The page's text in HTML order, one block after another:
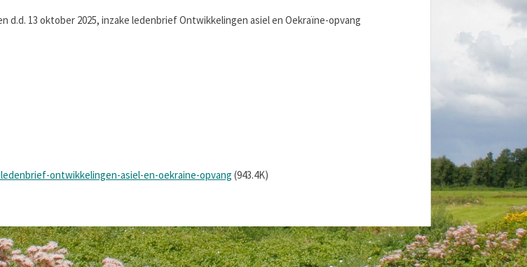
d.d. 13 oktober 2025, inzake ledenbrief Ontwikkelingen asiel en Oekraïne-opvang
ontwikkelingen-asiel-en-oekraine-opvang (943.4K)